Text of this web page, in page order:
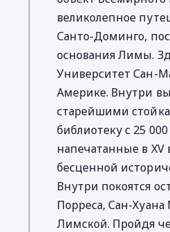
великолепное
Санто-Доминго,
основания Лимы.
Университет Сан-
Америке. Внутри
старейшими
библиотеку с 25
напечатанные в
бесценной
Внутри покоятся
Порреса, Сан-
Лимской. Пройдя